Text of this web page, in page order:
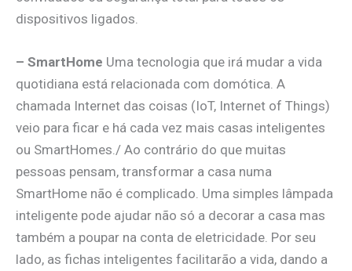
dispositivos ligados.
– SmartHome Uma tecnologia que irá mudar a vida
quotidiana está relacionada com domótica. A
chamada Internet das coisas (IoT, Internet of Things)
veio para ficar e há cada vez mais casas inteligentes
ou SmartHomes./ Ao contrário do que muitas
pessoas pensam, transformar a casa numa
SmartHome não é complicado. Uma simples lâmpada
inteligente pode ajudar não só a decorar a casa mas
também a poupar na conta de eletricidade. Por seu
lado, as fichas inteligentes facilitarão a vida, dando a